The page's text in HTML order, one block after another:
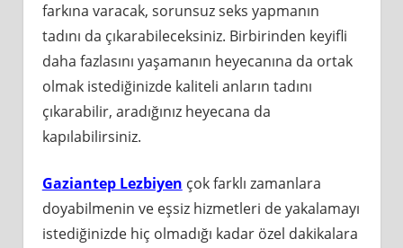
farkına varacak, sorunsuz seks yapmanın
tadını da çıkarabileceksiniz. Birbirinden keyifli
daha fazlasını yaşamanın heyecanına da ortak
olmak istediğinizde kaliteli anların tadını
çıkarabilir, aradığınız heyecana da
kapılabilirsiniz.
Gaziantep Lezbiyen çok farklı zamanlara
doyabilmenin ve eşsiz hizmetleri de yakalamayı
istediğinizde hiç olmadığı kadar özel dakikalara